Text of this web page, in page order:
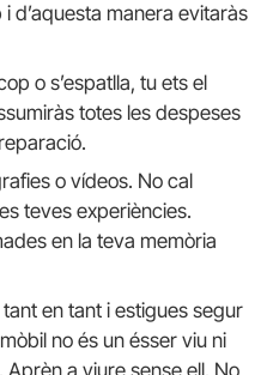
d’aquesta manera evitaràs
o s’espatlla, tu ets el
totes les despeses
o vídeos. No cal
teves experiències.
en la teva memòria
en tant i estigues segur
no és un ésser viu ni
Aprèn a viure sense ell. No